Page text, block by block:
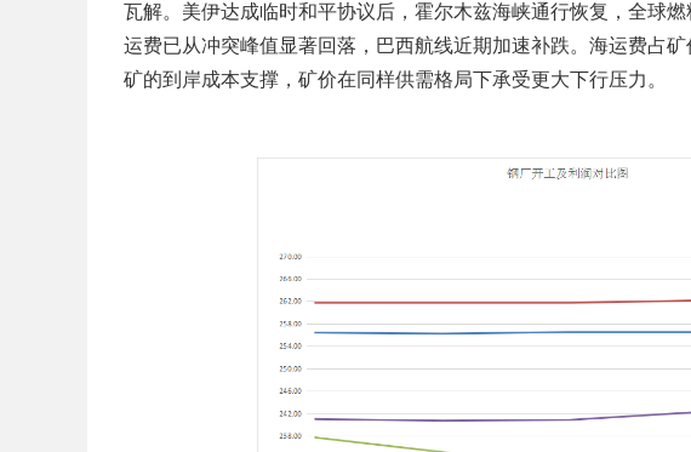
瓦解。美伊达成临时和平协议后，霍尔木兹海峡通行恢复，全球
运费已从冲突峰值显著回落，巴西航线近期加速补跌。海运费占
矿的到岸成本支撑，矿价在同样供需格局下承受更大下行压力。